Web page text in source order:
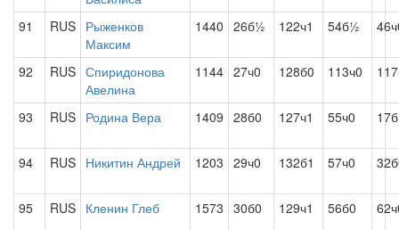
91 RUS Рыженков
Максим
1440 26б½ 122ч1 54б½
92 RUS Спиридонова
Авелина
1144 27ч0 128б0 113ч0
93 RUS Родина Вера 1409 28б0 127ч1 55ч0
94 RUS Никитин Андрей 1203 29ч0 132б1 57ч0
95 RUS Кленин Глеб 1573 30б0 129ч1 56б0